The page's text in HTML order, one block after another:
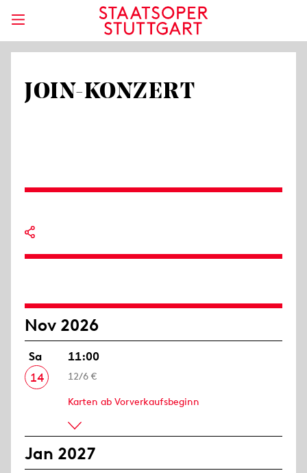
JOIN-KONZERT
Nov 2026
Sa
14
11:00
12/6 €
Karten ab Vorverkaufsbeginn
Jan 2027